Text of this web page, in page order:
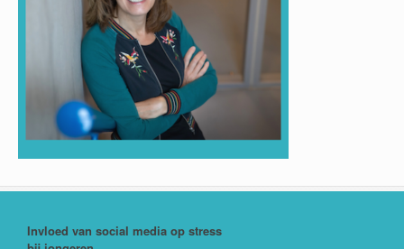
Invloed van social media op stress